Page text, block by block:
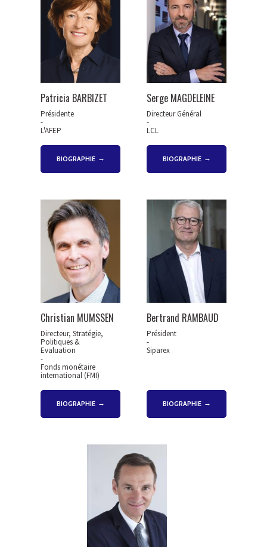
Patricia BARBIZET
Présidente
-
L'AFEP
BIOGRAPHIE
Serge MAGDELEINE
Directeur Général
-
LCL
BIOGRAPHIE
Christian MUMSSEN
Directeur, Stratégie,
Politiques &
Evaluation
-
Fonds monétaire
international (FMI)
BIOGRAPHIE
Bertrand RAMBAUD
Président
-
Siparex
BIOGRAPHIE